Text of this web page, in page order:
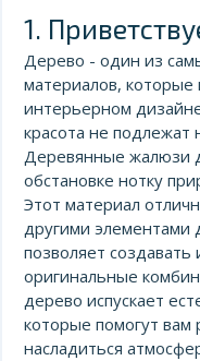
1.
Дерево - один из
материалов, которые
интерьерном
красота не подлежат
Деревянные жалюзи
обстановке нотку
Этот материал
другими элементами
позволяет
оригинальные
дерево испускает
которые помогут вам
насладиться